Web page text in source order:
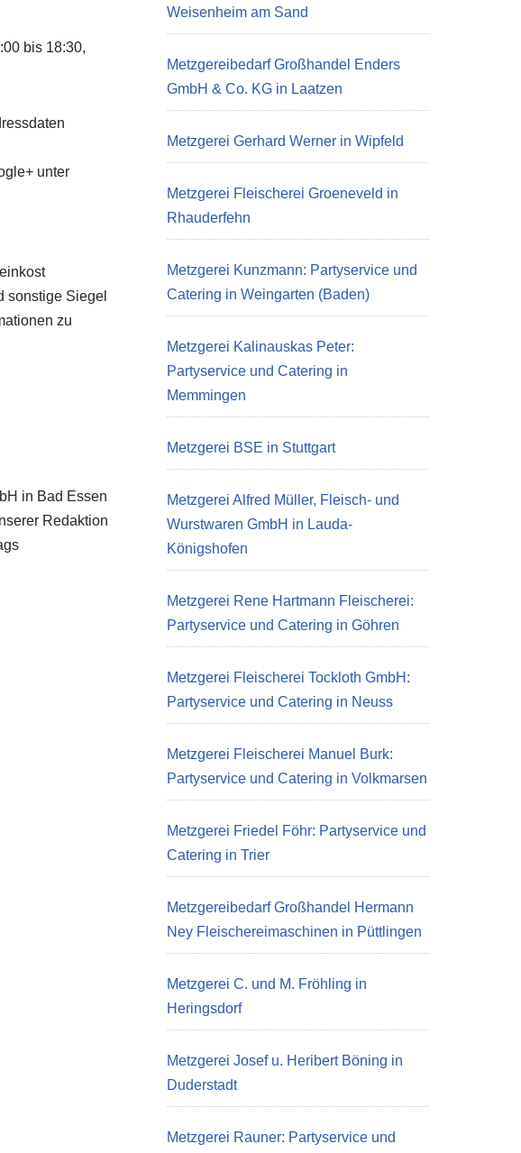
bis 18:30,
unter
sonstige Siegel
zu
in Bad Essen
Redaktion
Weisenheim am Sand
Metzgereibedarf Großhandel Enders
GmbH & Co. KG in Laatzen
Metzgerei Gerhard Werner in Wipfeld
Metzgerei Fleischerei Groeneveld in
Rhauderfehn
Metzgerei Kunzmann: Partyservice und
Catering in Weingarten (Baden)
Metzgerei Kalinauskas Peter:
Partyservice und Catering in
Memmingen
Metzgerei BSE in Stuttgart
Metzgerei Alfred Müller, Fleisch- und
Wurstwaren GmbH in Lauda-
Königshofen
Metzgerei Rene Hartmann Fleischerei:
Partyservice und Catering in Göhren
Metzgerei Fleischerei Tockloth GmbH:
Partyservice und Catering in Neuss
Metzgerei Fleischerei Manuel Burk:
Partyservice und Catering in Volkmarsen
Metzgerei Friedel Föhr: Partyservice und
Catering in Trier
Metzgereibedarf Großhandel Hermann
Ney Fleischereimaschinen in Püttlingen
Metzgerei C. und M. Fröhling in
Heringsdorf
Metzgerei Josef u. Heribert Böning in
Duderstadt
Metzgerei Rauner: Partyservice und